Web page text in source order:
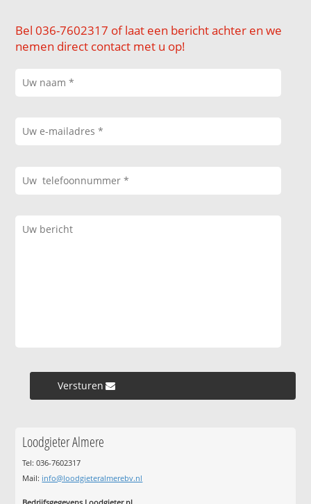
Bel 036-7602317 of laat een bericht achter en we
nemen direct contact met u op!
Versturen »
Loodgieter Almere
Tel: 036-7602317
Mail: info@loodgieteralmerebv.nl